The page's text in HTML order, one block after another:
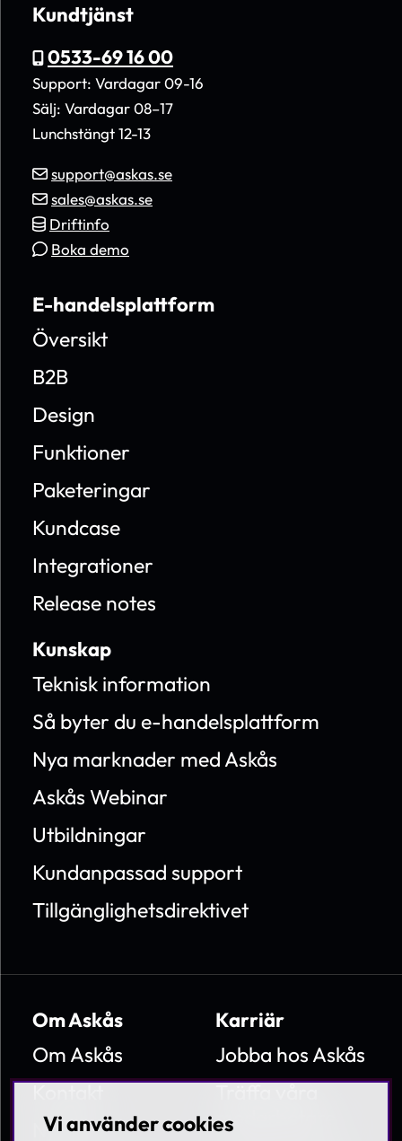
Kundtjänst
0533-69 16 00
Support: Vardagar 09-16
Sälj: Vardagar 08–17
Lunchstängt 12-13
support@askas.se
sales@askas.se
Driftinfo
Boka demo
E-handelsplattform
Översikt
B2B
Design
Funktioner
Paketeringar
Kundcase
Integrationer
Release notes
Kunskap
Teknisk information
Så byter du e-handelsplattform
Nya marknader med Askås
Askås Webinar
Utbildningar
Kundanpassad support
Tillgänglighetsdirektivet
Om Askås
Om Askås
Nyheter
Karriär
Jobba hos Askås
medarbetare
Vi använder cookies